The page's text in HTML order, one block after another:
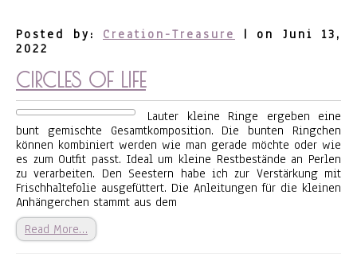
Posted by: Creation-Treasure
| on Juni 13,
2022
CIRCLES OF LIFE
Lauter kleine Ringe ergeben eine
bunt gemischte Gesamtkomposition. Die bunten Ringchen
können kombiniert werden wie man gerade möchte oder wie
es zum Outfit passt. Ideal um kleine Restbestände an Perlen
zu verarbeiten. Den Seestern habe ich zur Verstärkung mit
Frischhaltefolie ausgefüttert. Die Anleitungen für die kleinen
Anhängerchen stammt aus dem
Read More…